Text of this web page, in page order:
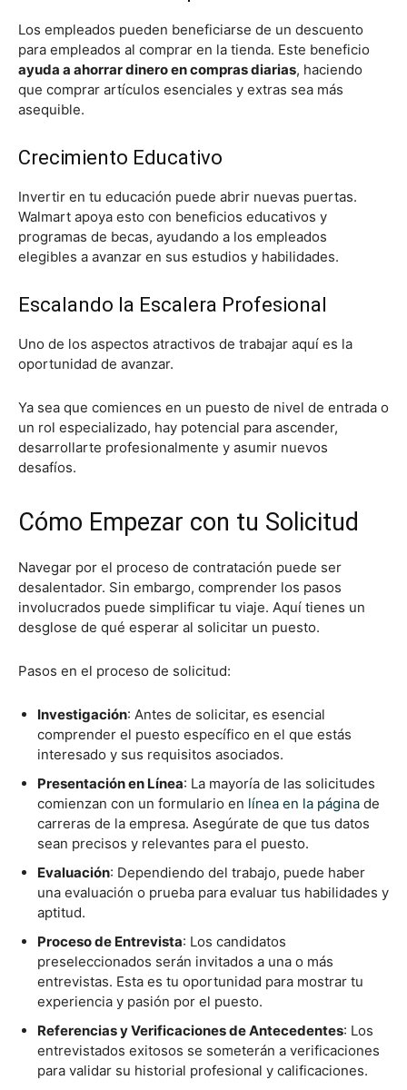
Los empleados pueden beneficiarse de un descuento
para empleados al comprar en la tienda. Este beneficio
ayuda a ahorrar dinero en compras diarias, haciendo
que comprar artículos esenciales y extras sea más
asequible.
Crecimiento Educativo
Invertir en tu educación puede abrir nuevas puertas.
Walmart apoya esto con beneficios educativos y
programas de becas, ayudando a los empleados
elegibles a avanzar en sus estudios y habilidades.
Escalando la Escalera Profesional
Uno de los aspectos atractivos de trabajar aquí es la
oportunidad de avanzar.
Ya sea que comiences en un puesto de nivel de entrada o
un rol especializado, hay potencial para ascender,
desarrollarte profesionalmente y asumir nuevos
desafíos.
Cómo Empezar con tu Solicitud
Navegar por el proceso de contratación puede ser
desalentador. Sin embargo, comprender los pasos
involucrados puede simplificar tu viaje. Aquí tienes un
desglose de qué esperar al solicitar un puesto.
Pasos en el proceso de solicitud:
Investigación: Antes de solicitar, es esencial
comprender el puesto específico en el que estás
interesado y sus requisitos asociados.
Presentación en Línea: La mayoría de las solicitudes
comienzan con un formulario en línea en la página de
carreras de la empresa. Asegúrate de que tus datos
sean precisos y relevantes para el puesto.
Evaluación: Dependiendo del trabajo, puede haber
una evaluación o prueba para evaluar tus habilidades y
aptitud.
Proceso de Entrevista: Los candidatos
preseleccionados serán invitados a una o más
entrevistas. Esta es tu oportunidad para mostrar tu
experiencia y pasión por el puesto.
Referencias y Verificaciones de Antecedentes: Los
entrevistados exitosos se someterán a verificaciones
para validar su historial profesional y calificaciones.